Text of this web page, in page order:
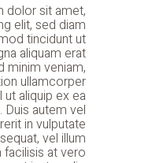
dolor sit amet,
elit, sed diam
tincidunt ut
aliquam erat
minim veniam,
ullamcorper
aliquip ex ea
autem vel
in vulputate
vel illum
facilisis at vero